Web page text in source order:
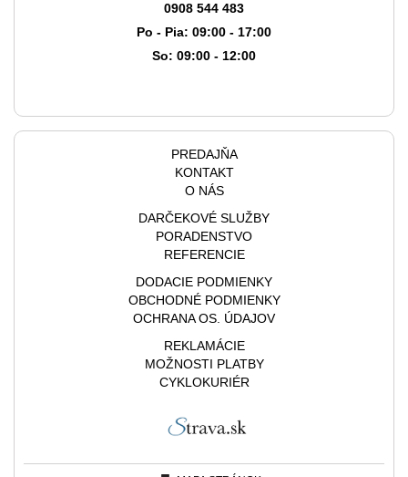
0908 544 483
Po - Pia: 09:00 - 17:00
So: 09:00 - 12:00
PREDAJŇA
KONTAKT
O NÁS
DARČEKOVÉ SLUŽBY
PORADENSTVO
REFERENCIE
DODACIE PODMIENKY
OBCHODNÉ PODMIENKY
OCHRANA OS. ÚDAJOV
REKLAMÁCIE
MOŽNOSTI PLATBY
CYKLOKURIÉR